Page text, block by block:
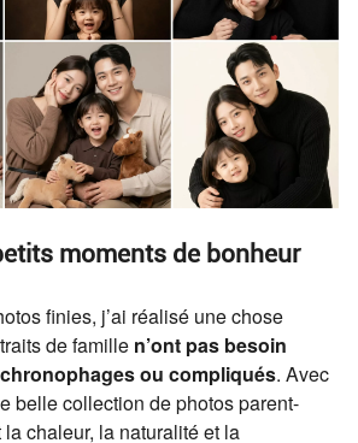
moments de bonheur
finies, j’ai réalisé une chose
de famille n’ont pas besoin
ou compliqués. Avec
belle collection de photos parent-
chaleur, la naturalité et la